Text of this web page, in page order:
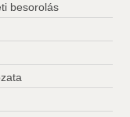
besorolás